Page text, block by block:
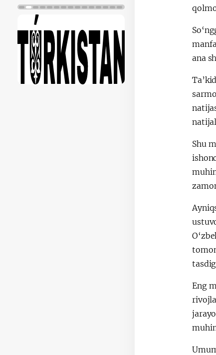
ana
Shu
Eng